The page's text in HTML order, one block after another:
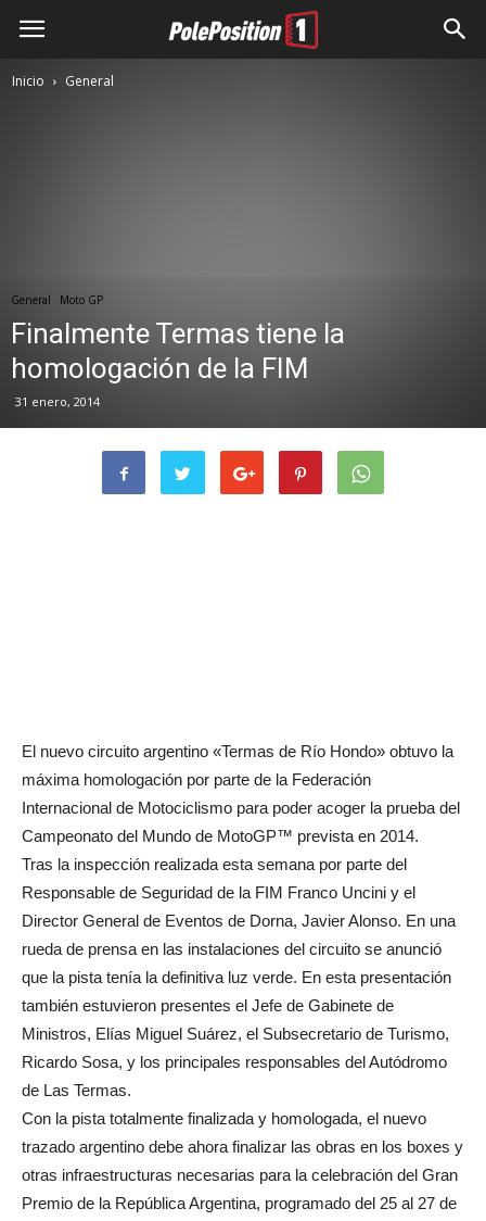
Inicio General
General Moto GP
Finalmente Termas tiene la
homologación de la FIM
31 enero, 2014
El nuevo circuito argentino «Termas de Río Hondo» obtuvo la
máxima homologación por parte de la Federación
Internacional de Motociclismo para poder acoger la prueba del
Campeonato del Mundo de MotoGP™ prevista en 2014.
Tras la inspección realizada esta semana por parte del
Responsable de Seguridad de la FIM Franco Uncini y el
Director General de Eventos de Dorna, Javier Alonso. En una
rueda de prensa en las instalaciones del circuito se anunció
que la pista tenía la definitiva luz verde. En esta presentación
también estuvieron presentes el Jefe de Gabinete de
Ministros, Elías Miguel Suárez, el Subsecretario de Turismo,
Ricardo Sosa, y los principales responsables del Autódromo
de Las Termas.
Con la pista totalmente finalizada y homologada, el nuevo
trazado argentino debe ahora finalizar las obras en los boxes y
otras infraestructuras necesarias para la celebración del Gran
Premio de la República Argentina, programado del 25 al 27 de